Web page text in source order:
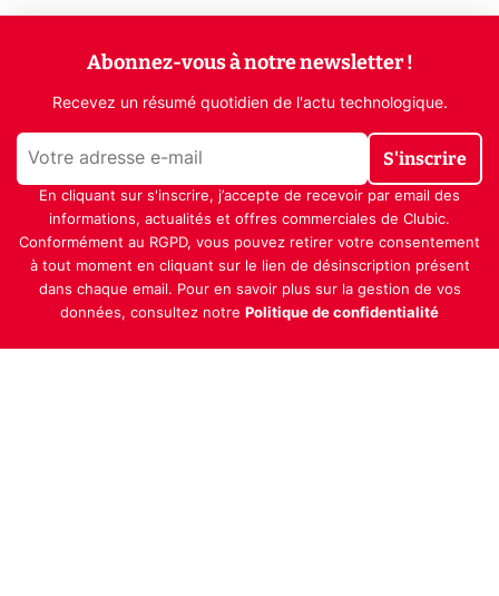
Abonnez-vous à notre newsletter !
Recevez un résumé quotidien de l'actu technologique.
S'inscrire
En cliquant sur s'inscrire, j’accepte de recevoir par email des
informations, actualités et offres commerciales de Clubic.
Conformément au RGPD, vous pouvez retirer votre consentement
à tout moment en cliquant sur le lien de désinscription présent
dans chaque email. Pour en savoir plus sur la gestion de vos
données, consultez notre Politique de confidentialité